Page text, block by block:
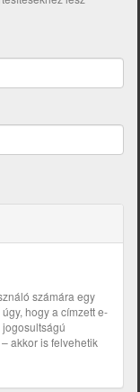
számára egy
hogy a címzett e-
akkor is felvehetik